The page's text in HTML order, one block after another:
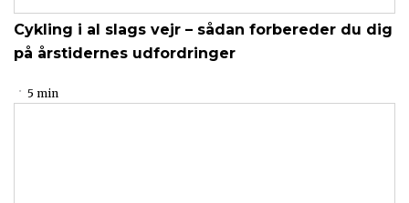
Cykling i al slags vejr – sådan forbereder du dig
på årstidernes udfordringer
5 min